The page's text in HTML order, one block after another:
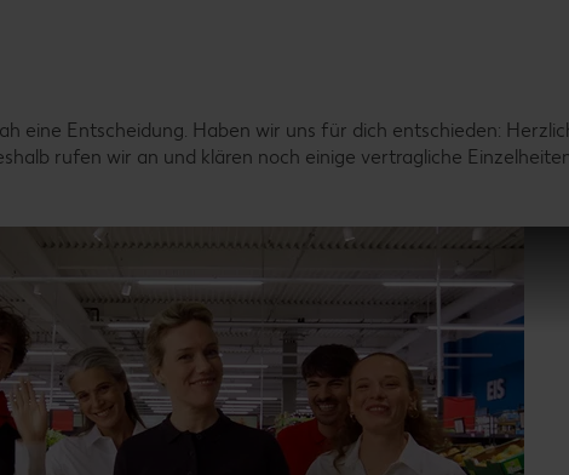
eine Entscheidung. Haben wir uns für dich entschieden:
rufen wir an und klären noch einige vertragliche